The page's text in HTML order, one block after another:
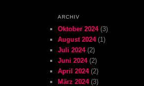
ARCHIV
Oktober 2024(3)
August 2024(1)
Juli 2024(2)
Juni 2024(2)
April 2024(2)
März 2024(3)